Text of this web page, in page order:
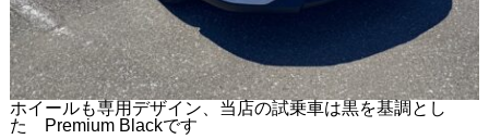
ホイールも専用デザイン、当店の試乗車は黒を基調とし
た Premium Blackです